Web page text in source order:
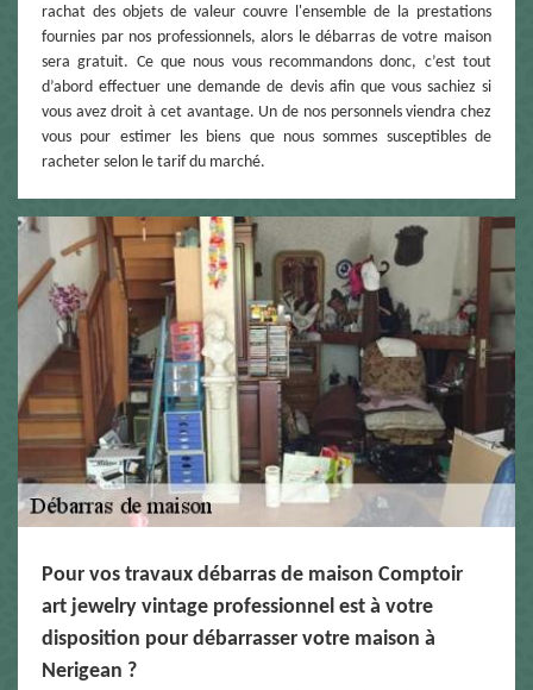
rachat des objets de valeur couvre l'ensemble de la prestations
fournies par nos professionnels, alors le débarras de votre maison
sera gratuit. Ce que nous vous recommandons donc, c’est tout
d’abord effectuer une demande de devis afin que vous sachiez si
vous avez droit à cet avantage. Un de nos personnels viendra chez
vous pour estimer les biens que nous sommes susceptibles de
racheter selon le tarif du marché.
Pour vos travaux débarras de maison Comptoir
art jewelry vintage professionnel est à votre
disposition pour débarrasser votre maison à
Nerigean ?